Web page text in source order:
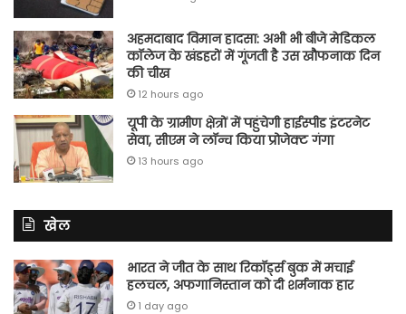
अहमदाबाद विमान हादसा: अभी भी बीजे मेडिकल
कॉलेज के खंडहरों में गूंजती है उस खौफनाक दिन
की चीख
12 hours ago
यूपी के ग्रामीण क्षेत्रों में पहुंचेगी हाईस्पीड इंटरनेट
सेवा, सीएम ने लॉन्च किया प्रोजेक्ट गंगा
13 hours ago
खेल
भारत ने जीत के साथ रिकॉर्ड्स बुक में मचाई
हलचल, अफगानिस्तान को दी शर्मनाक हार
1 day ago